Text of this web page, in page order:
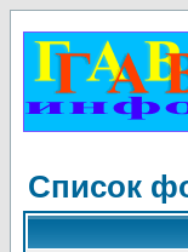
Список